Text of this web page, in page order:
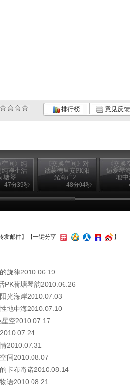
排行榜 意见反馈
空间》纯
纯净生活
塘琴...
47分39秒
《交换空间》对
话蒙德里安PK阳
光海岸2...
48分04秒
《交换
逅爱琴
地中
发邮件】 【一键分享 】
旋律2010.06.19
PK荷塘琴韵2010.06.26
光海岸2010.07.03
地中海2010.07.10
星空2010.07.17
2010.07.31
间2010.08.07
卡布奇诺2010.08.14
语2010.08.21